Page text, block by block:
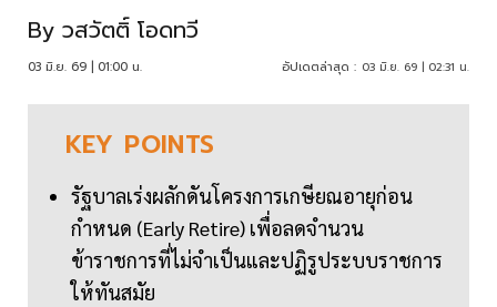
By วสวัตติ์ โอดทวี
03 มิ.ย. 69 | 01:00 น. อัปเดตล่าสุด : 03 มิ.ย. 69 | 02:31 น.
KEY POINTS
รัฐบาลเร่งผลักดันโครงการเกษียณอายุก่อน
กำหนด (Early Retire) เพื่อลดจำนวน
ข้าราชการที่ไม่จำเป็นและปฏิรูประบบราชการ
ให้ทันสมัย